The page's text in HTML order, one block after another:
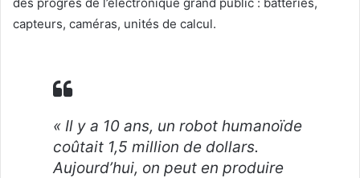
capteurs, caméras, unités de calcul.
« Il y a 10 ans, un robot humanoïde
coûtait 1,5 million de dollars.
Aujourd’hui, on peut en produire